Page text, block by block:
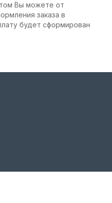
Вы можете от
заказа в
будет сформирован